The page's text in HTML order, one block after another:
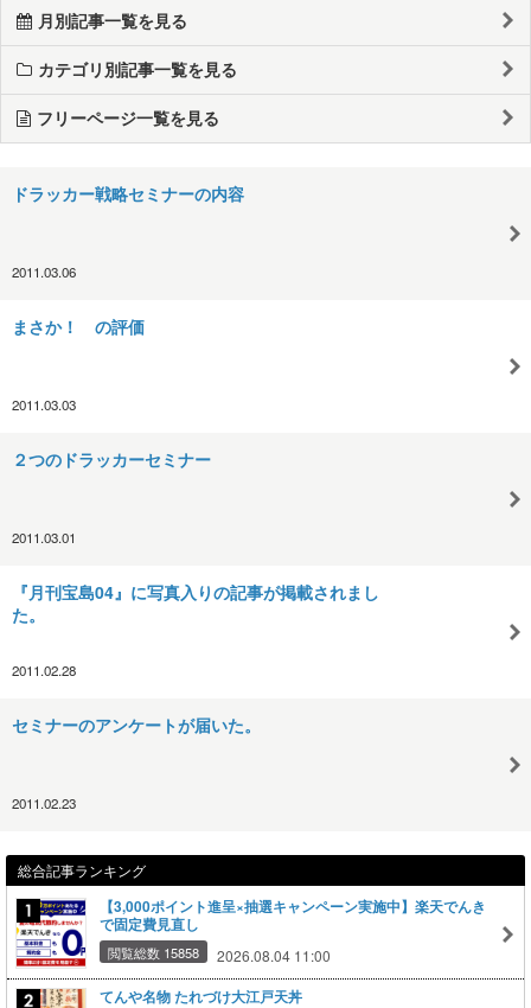
月別記事一覧を見る
カテゴリ別記事一覧を見る
フリーページ一覧を見る
ドラッカー戦略セミナーの内容
2011.03.06
まさか！ の評価
2011.03.03
２つのドラッカーセミナー
2011.03.01
『月刊宝島04』に写真入りの記事が掲載されまし
た。
2011.02.28
セミナーのアンケートが届いた。
2011.02.23
総合記事ランキング
【3,000ポイント進呈×抽選キャンペーン実施中】楽天でんき
で固定費見直し
閲覧総数 15858 2026.08.04 11:00
てんや名物 たれづけ大江戸天丼